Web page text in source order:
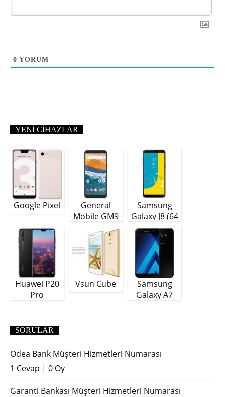
0 YORUM
YENI CIHAZLAR
Google Pixel
General
Mobile GM9
Samsung
Galaxy J8 (64
GB)
Huawei P20
Pro
Vsun Cube
Samsung
Galaxy A7
SORULAR
Odea Bank Müşteri Hizmetleri Numarası
1 Cevap | 0 Oy
Garanti Bankası Müşteri Hizmetleri Numarası